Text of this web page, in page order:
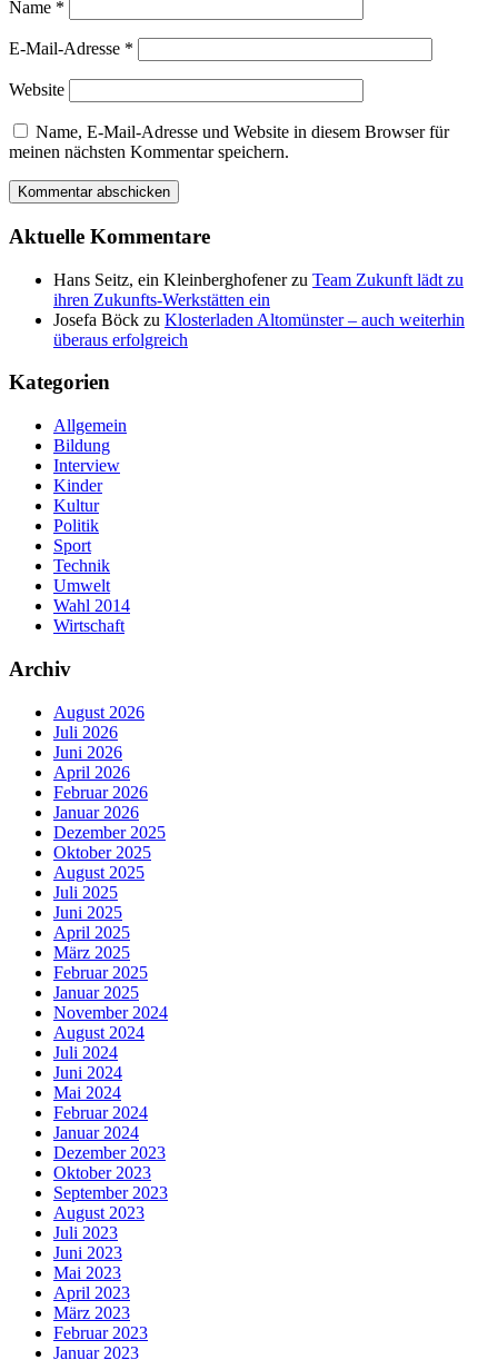
Name *
E-Mail-Adresse *
Website
Name, E-Mail-Adresse und Website in diesem Browser für
meinen nächsten Kommentar speichern.
Aktuelle Kommentare
Hans Seitz, ein Kleinberghofenerzu Team Zukunft lädt zu
ihren Zukunfts-Werkstätten ein
Josefa Böck zu Klosterladen Altomünster – auch weiterhin
überaus erfolgreich
Kategorien
Allgemein
Bildung
Interview
Kinder
Kultur
Politik
Sport
Technik
Umwelt
Wahl 2014
Wirtschaft
Archiv
August 2026
Juli 2026
Juni 2026
April 2026
Februar 2026
Januar 2026
Dezember 2025
Oktober 2025
August 2025
Juli 2025
Juni 2025
April 2025
März 2025
Februar 2025
Januar 2025
November 2024
August 2024
Juli 2024
Juni 2024
Mai 2024
Februar 2024
Januar 2024
Dezember 2023
Oktober 2023
September 2023
August 2023
Juli 2023
Juni 2023
Mai 2023
April 2023
März 2023
Februar 2023
Januar 2023